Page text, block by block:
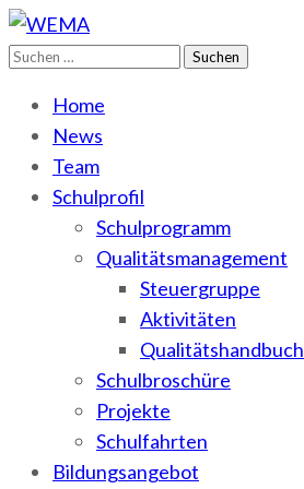
WEMA
BbS I des Salzlandkreises
Suchen
Home
News
Team
Schulprofil
Schulprogramm
Qualitätsmanagement
Steuergruppe
Aktivitäten
Qualitätshandbuch
Schulbroschüre
Projekte
Schulfahrten
Bildungsangebot